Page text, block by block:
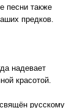
песни также
предков.
надевает
красотой.
русскому